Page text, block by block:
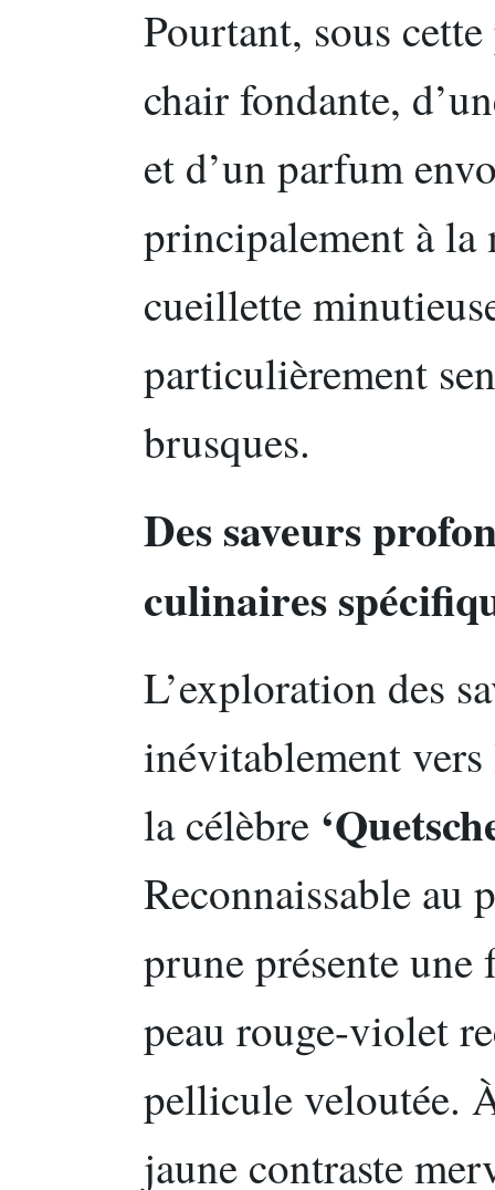
Pourtant, sous
chair fondante,
et d’un parfum
principalement à la
cueillette
particulièrement
brusques.
Des saveurs
culinaires
L’exploration des
inévitablement vers
la célèbre
Reconnaissable au
prune présente
peau rouge-violet
pellicule veloutée.
jaune contraste